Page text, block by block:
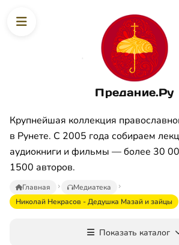
Предание.Ру
Крупнейшая коллекция
в Рунете. С 2005 года собираем
аудиокниги и фильмы — более 30
1500 авторов.
Главная
Медиатека
Николай Некрасов - Дедушка Мазай и зайцы
Показать каталог